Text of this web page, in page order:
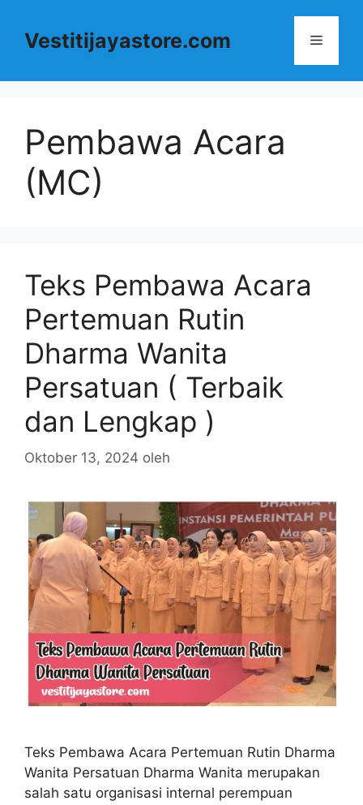
Vestitijayastore.com Menu
Pembawa Acara
(MC)
Teks Pembawa Acara
Pertemuan Rutin
Dharma Wanita
Persatuan ( Terbaik
dan Lengkap )
Oktober 13, 2024 oleh
Teks Pembawa Acara Pertemuan Rutin Dharma
Wanita Persatuan Dharma Wanita merupakan
salah satu organisasi internal perempuan